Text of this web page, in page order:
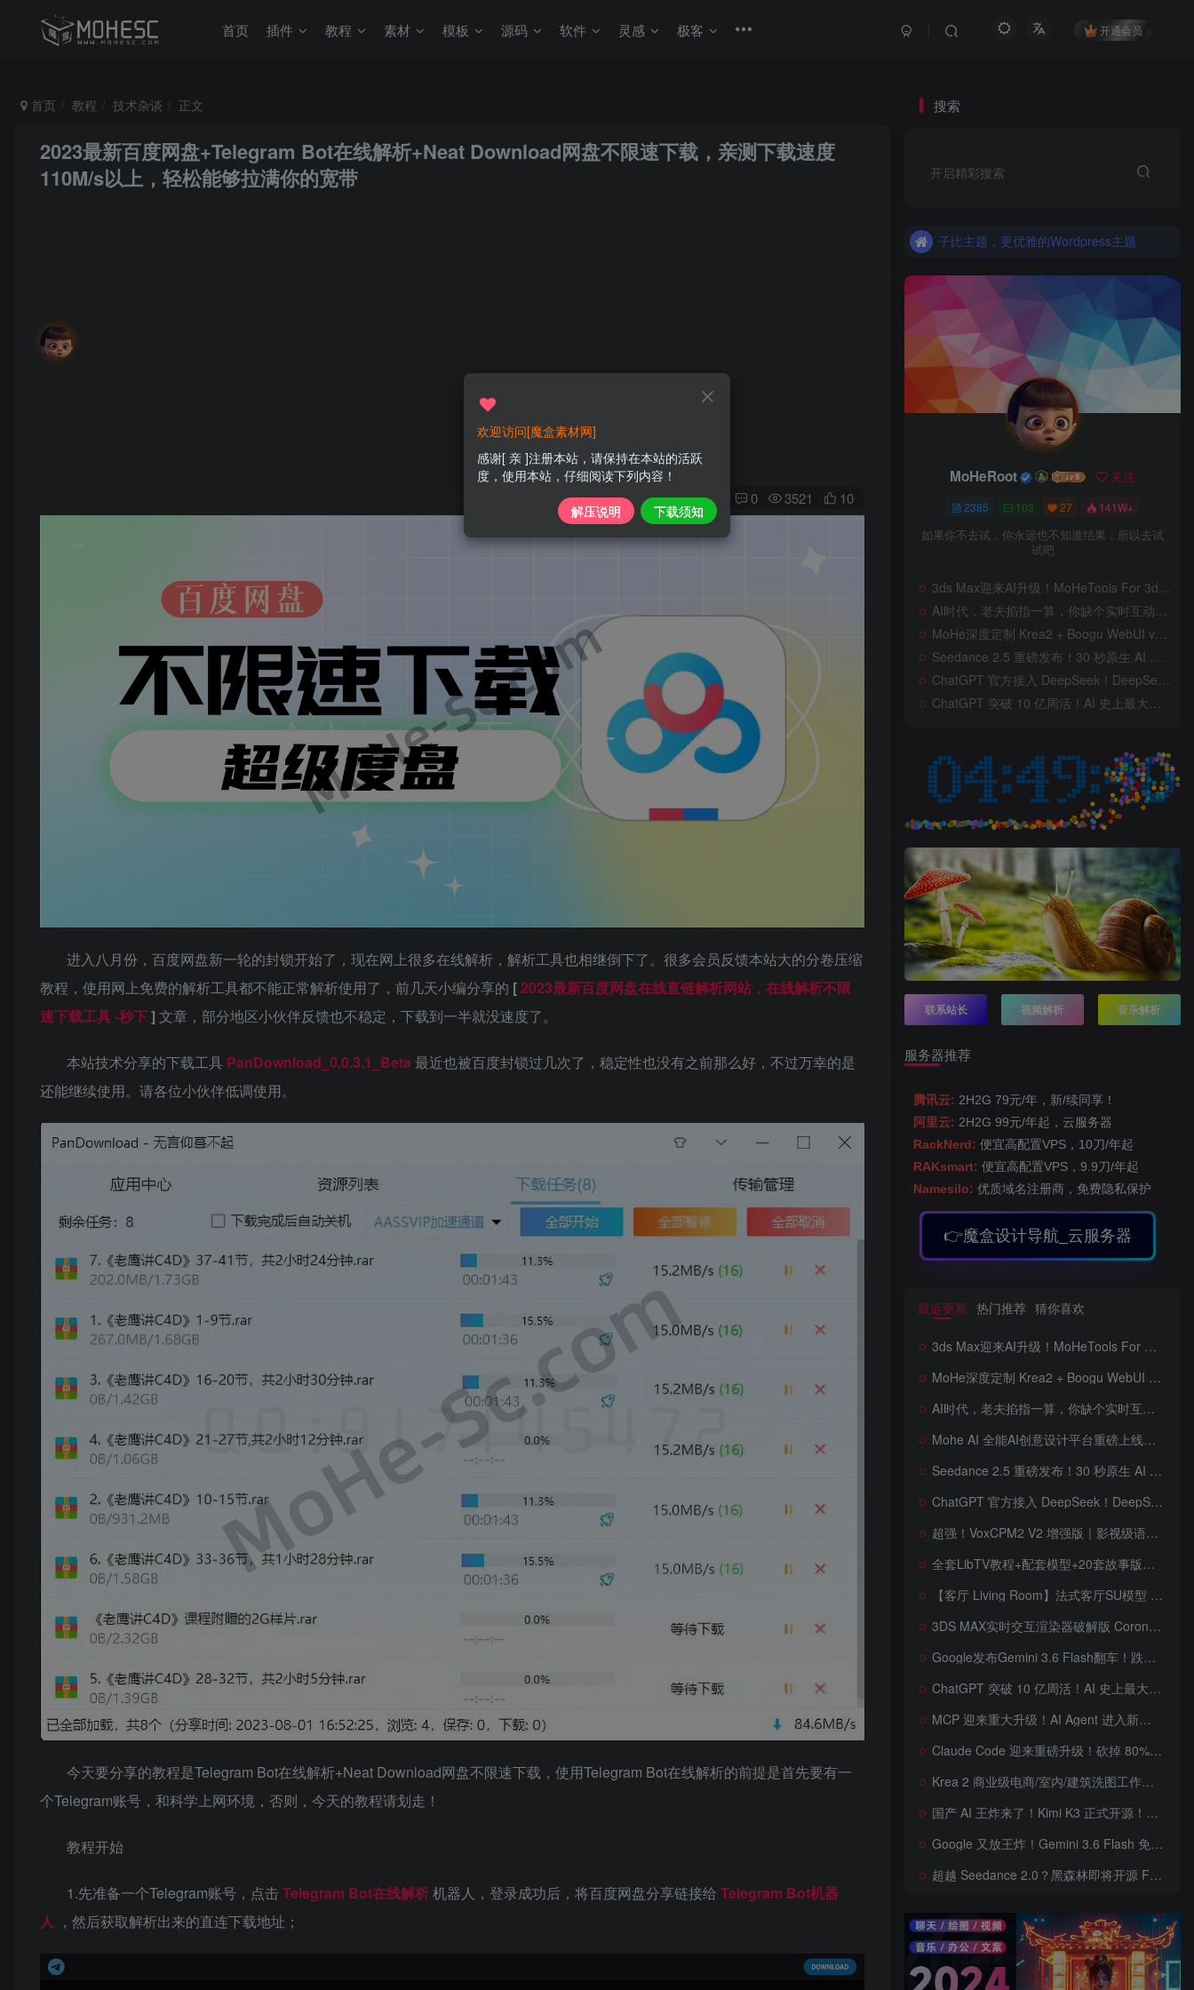
首页 插件 教程 素材 模板 源码 软件 灵感 极客 开通会员
首页 教程 技术杂谈 正文
2023最新百度网盘+Telegram Bot在线解析+Neat Download网盘不限速下载，亲测下载速度
110M/s以上，轻松能够拉满你的宽带
0 3521 10
进入八月份，百度网盘新一轮的封锁开始了，现在网上很多在线解析，解析工具也相继倒下了。很多会员反馈本站大的分卷压缩
教程，使用网上免费的解析工具都不能正常解析使用了，前几天小编分享的 [2023最新百度网盘在线直链解析网站，在线解析不限
速下载工具 -秒下] 文章，部分地区小伙伴反馈也不稳定，下载到一半就没速度了。
本站技术分享的下载工具 PanDownload_0.0.3.1_Beta 最近也被百度封锁过几次了，稳定性也没有之前那么好，不过万幸的是
还能继续使用。请各位小伙伴低调使用。
今天要分享的教程是Telegram Bot在线解析+Neat Download网盘不限速下载，使用Telegram Bot在线解析的前提是首先要有一
个Telegram账号，和科学上网环境，否则，今天的教程请划走！
教程开始
1.先准备一个Telegram账号，点击 Telegram Bot在线解析机器人，登录成功后，将百度网盘分享链接给 Telegram Bot机器
人 ，然后获取解析出来的直连下载地址；
搜索
开启精彩搜索
子比主题，更优雅的Wordpress主题
子比主题，更优雅的Wordpress主题
MoHeRoot 关注
2385 103 27 141W+
如果你不去试，你永远也不知道结果，所以去试
试吧
3ds Max迎来AI升级！MoHeTools For 3ds Max 2012 ~ 2026 智能工具箱插件发布，支持AI 3D建模、文生图、图生图、效果图生成，全面提升室内设计效率
AI时代，老夫掐指一算，你缺个实时互动的 AI 赛博女友！无需 API、完全免费、实时语音互动，零延迟打造专属 AI 数字女友，附本地部署教程！
MoHe深度定制 Krea2 + Boogu WebUI v2.0 重磅发布！专为 AI 室内设计师打造，一键切换定制工作流，彻底告别 ComfyUI 复杂节点，一键生图！
Seedance 2.5 重磅发布！30 秒原生 AI 视频、50 个多模态参考、原位编辑全上线，告别抽卡盲盒，AI 视频正式进入导演时代！
ChatGPT 官方接入 DeepSeek！DeepSeek V4 Flash 0731 重磅开源发布！AI 编程能力全面升级，支持识图、支持 Responses API，本地部署全攻略！
ChatGPT 突破 10 亿周活！AI 史上最大用户奇迹背后，OpenAI 正面对一场百亿美元级商业挑战
联系站长 视频解析 音乐解析
服务器推荐
腾讯云: 2H2G 79元/年，新/续同享！
阿里云: 2H2G 99元/年起，云服务器
RackNerd: 便宜高配置VPS，10刀/年起
RAKsmart: 便宜高配置VPS，9.9刀/年起
Namesilo: 优质域名注册商，免费隐私保护
👉魔盒设计导航_云服务器
最近更新 热门推荐 猜你喜欢
3ds Max迎来AI升级！MoHeTools For 3ds Max 2012 ~ 2026 智能工具箱插件发布，支持AI 3D建模、文生图、图生图、效果图生成，全面提升室内设计效率
MoHe深度定制 Krea2 + Boogu WebUI v2.0 重磅发布！专为 AI 室内设计师打造，一键切换定制工作流，彻底告别 ComfyUI 复杂节点，一键生图！
AI时代，老夫掐指一算，你缺个实时互动的 AI 赛博女友！无需 API、完全免费、实时语音互动，零延迟打造专属 AI 数字女友，附本地部署教程！
Mohe AI 全能AI创意设计平台重磅上线！一站式AI提示词词库·对话·绘画·画廊·推流AI创意神器与AIGC展示平台系统全面升级！
Seedance 2.5 重磅发布！30 秒原生 AI 视频、50 个多模态参考、原位编辑全上线，告别抽卡盲盒，AI 视频正式进入导演时代！
ChatGPT 官方接入 DeepSeek！DeepSeek V4 Flash 0731 重磅开源发布！AI 编程能力全面升级，支持识图、支持 Responses API，本地部署全攻略！
超强！VoxCPM2 V2 增强版｜影视级语音克隆，音色永久保存，文字转语音+AI声音克隆+方言 + ai语音设计+多人对话 + 字幕全搞定
全套LibTV教程+配套模型+20套故事版参考(含提示词)轻松学会AI短剧制作，全套教程走过路过不要错过想在家里赚钱的就学习起来
【客厅 Living Room】法式客厅SU模型 French-style living room SketchUp model
3DS MAX实时交互渲染器破解版 Corona Render 15 Hotfix 2 For 3ds Max 2018 ~ 2027 Win + 离线材质预设库
Google发布Gemini 3.6 Flash翻车！跌出全球智能榜前十！Google 新模型遭遇口碑争议，附个人一些使用体验——变慢/降智/弱智，Gemini现在真的是一团糟，Google版豆包！
ChatGPT 突破 10 亿周活！AI 史上最大用户奇迹背后，OpenAI 正面对一场百亿美元级商业挑战
MCP 迎来重大升级！AI Agent 进入新纪元，模型上下文协议全面重构，未来 AI 工具生态将被重新定义，AI工具接口进入倒计时开始！
Claude Code 迎来重磅升级！砍掉 80% 系统提示词一键瘦身优化，新增 /doctor 诊断命令，AI 编程效率再次提升
Krea 2 商业级电商/室内/建筑洗图工作流首次公开！三套工作流 + 三档预设 + JSON 反推，RAW、Turbo、Depth、4 倍增强一次学会
国产 AI 王炸来了！Kimi K3 正式开源！免费下载全球最大 2.8 万亿参数模型，国产开源 AI 首次逼近闭源天花板
Google 又放王炸！Gemini 3.6 Flash 免费开放，AI 编程、Agent 能力暴涨，开发者必体验的新一代 AI 模型，性能再次刷新纪录
超越 Seedance 2.0？黑森林即将开源 FLUX 3 Dev！Self-Flow 世界模型首次曝光，20 秒音画同步 AI 视频时代来了！
欢迎访问[魔盒素材网]
感谢[ 亲 ]注册本站，请保持在本站的活跃
度，使用本站，仔细阅读下列内容！
解压说明 下载须知